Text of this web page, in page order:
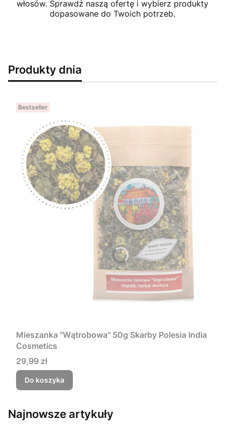
włosów. Sprawdź naszą ofertę i wybierz produkty
dopasowane do Twoich potrzeb.
Produkty dnia
Bestseller
Mieszanka "Wątrobowa" 50g Skarby Polesia India
Cosmetics
Cena
29,99 zł
Do koszyka
Najnowsze artykuły